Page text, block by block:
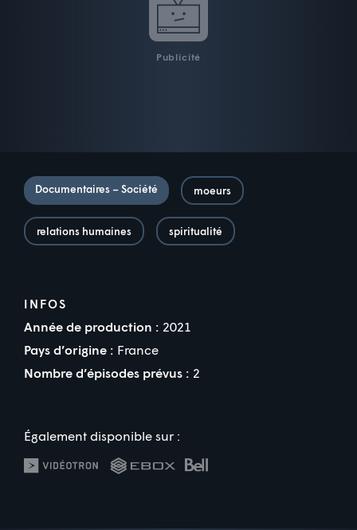
Publicité
Documentaires – Société moeurs
relations humaines spiritualité
INFOS
Année de production : 2021
Pays d’origine : France
Nombre d’épisodes prévus : 2
Également disponible sur :